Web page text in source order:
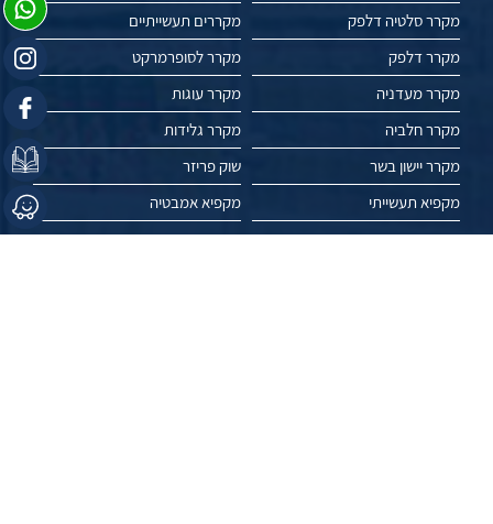
מקרר סלטיה דלפק
מקררים תעשייתיים
מקרר דלפק
מקרר לסופרמרקט
מקרר מעדניה
מקרר עוגות
מקרר חלביה
מקרר גלידות
מקרר יישון בשר
שוק פריזר
מקפיא תעשייתי
מקפיא אמבטיה
מקרר ויטרינה
מקפיא שוכב